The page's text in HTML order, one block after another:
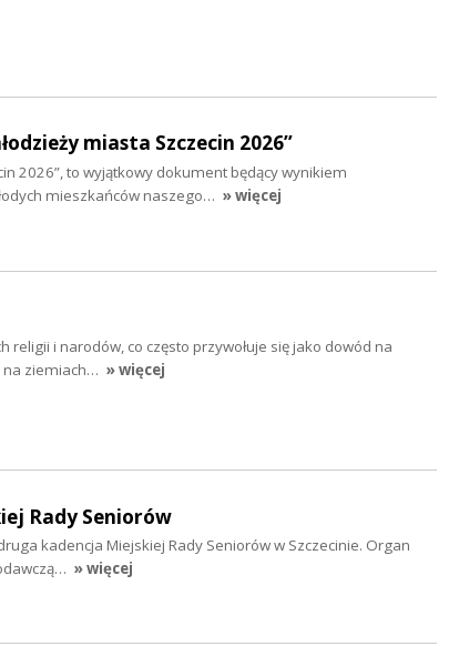
miasta Szczecin 2026”
2026”, to wyjątkowy dokument będący wynikiem
mieszkańców naszego… » więcej
religii i narodów, co często przywołuje się jako dowód na
na ziemiach… » więcej
Rady Seniorów
kadencja Miejskiej Rady Seniorów w Szczecinie. Organ
» więcej